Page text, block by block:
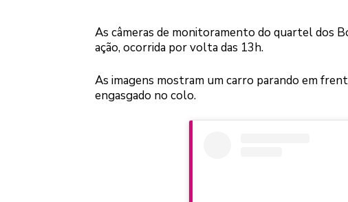
As câmeras de monitoramento do quartel dos
ação, ocorrida por volta das 13h.
As imagens mostram um carro parando em
engasgado no colo.